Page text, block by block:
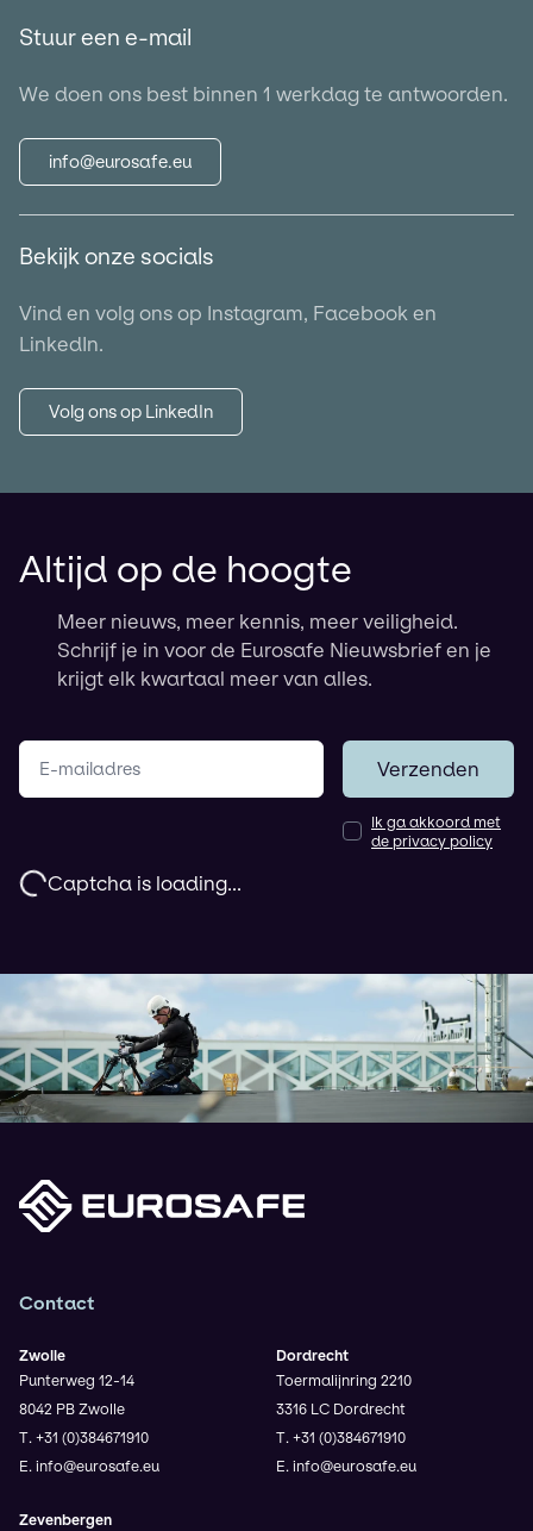
Stuur een e-mail
We doen ons best binnen 1 werkdag te antwoorden.
info@eurosafe.eu
Bekijk onze socials
Vind en volg ons op Instagram, Facebook en
LinkedIn.
Volg ons op LinkedIn
Altijd op de hoogte
Meer nieuws, meer kennis, meer veiligheid.
Schrijf je in voor de Eurosafe Nieuwsbrief en je
krijgt elk kwartaal meer van alles.
Jouw e-mailadres
Verzenden
Ik ga akkoord met
de privacy policy
Captcha is loading...
Contact
Zwolle
Punterweg 12-14
8042 PB Zwolle
T. +31 (0)384671910
E. info@eurosafe.eu
Zevenbergen
Dordrecht
Toermalijnring 2210
3316 LC Dordrecht
T. +31 (0)384671910
E. info@eurosafe.eu